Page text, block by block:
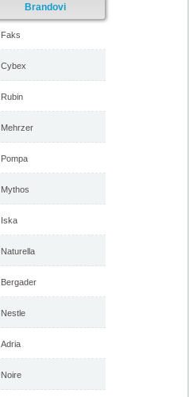
Brandovi
Faks
Cybex
Rubin
Mehrzer
Pompa
Mythos
Iska
Naturella
Bergader
Nestle
Adria
Noire